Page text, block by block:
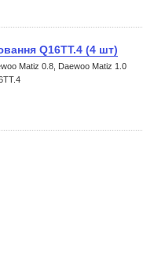
Q16TT.4 (4 шт)
Matiz 0.8, Daewoo Matiz 1.0